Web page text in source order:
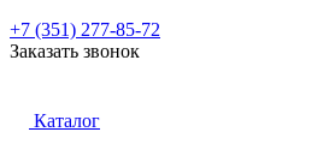
+7 (351) 277-85-72
Заказать звонок
Каталог